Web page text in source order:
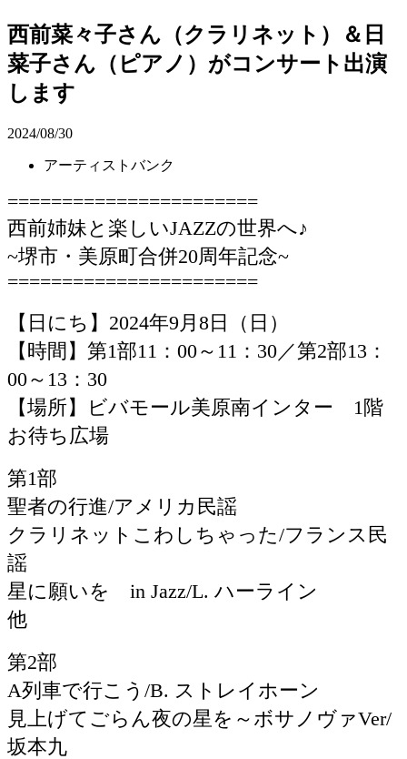
西前菜々子さん（クラリネット）＆日
菜子さん（ピアノ）がコンサート出演
します
2024/08/30
アーティストバンク
=======================
西前姉妹と楽しいJAZZの世界へ♪
~堺市・美原町合併20周年記念~
=======================
【日にち】 2024年9 月 8日（日）
【時間】第1部11 ： 00～ 11 ： 30／第2部13 ：
00～ 13 ： 30
【場所】ビバモール美原南インター 1 階
お待ち広場
第1部
聖者の行進/アメリカ民謡
クラリネットこわしちゃった/フランス民
謡
星に願いを in Jazz/L. ハーライン
他
第2部
A列車で行こう /B. ストレイホーン
見上げてごらん夜の星を～ボサノヴァVer/
坂本九